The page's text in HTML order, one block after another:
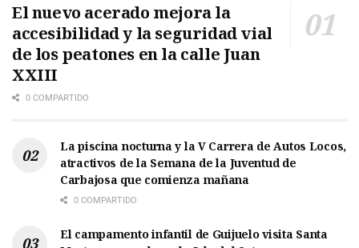
El nuevo acerado mejora la
accesibilidad y la seguridad vial
de los peatones en la calle Juan
XXIII
0 COMPARTIDO
La piscina nocturna y la V Carrera de Autos Locos,
atractivos de la Semana de la Juventud de
Carbajosa que comienza mañana
0 COMPARTIDO
El campamento infantil de Guijuelo visita Santa